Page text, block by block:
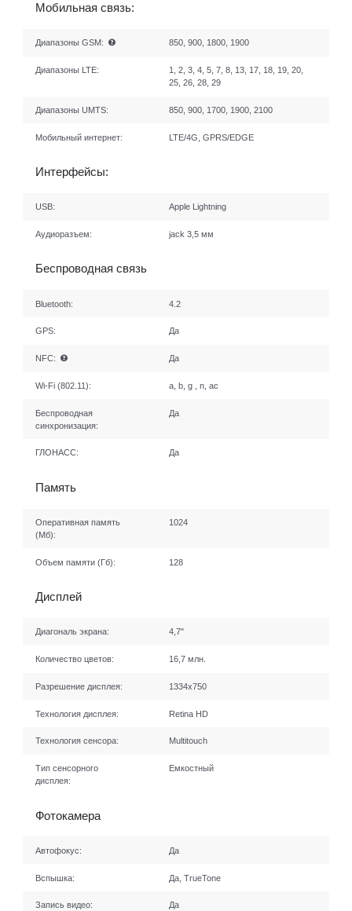
Мобильная связь:
Диапазоны GSM: 850, 900, 1800, 1900
Диапазоны LTE:
1, 2, 3, 4, 5, 7, 8, 13, 17, 18, 19, 20,
25, 26, 28, 29
Диапазоны UMTS: 850, 900, 1700, 1900, 2100
Мобильный интернет: LTE/4G, GPRS/EDGE
Интерфейсы:
USB: Apple Lightning
Аудиоразъем: jack 3,5 мм
Беспроводная связь
Bluetooth: 4.2
GPS: Да
NFC: Да
Wi-Fi (802.11): a, b, g , n, ac
Беспроводная
синхронизация:
Да
ГЛОНАСС: Да
Память
Оперативная память
(Мб):
1024
Объем памяти (Гб): 128
Дисплей
Диагональ экрана: 4,7"
Количество цветов: 16,7 млн.
Разрешение дисплея: 1334x750
Технология дисплея: Retina HD
Технология сенсора: Multitouch
Тип сенсорного
дисплея:
Емкостный
Фотокамера
Автофокус: Да
Вспышка: Да, TrueTone
Запись видео: Да